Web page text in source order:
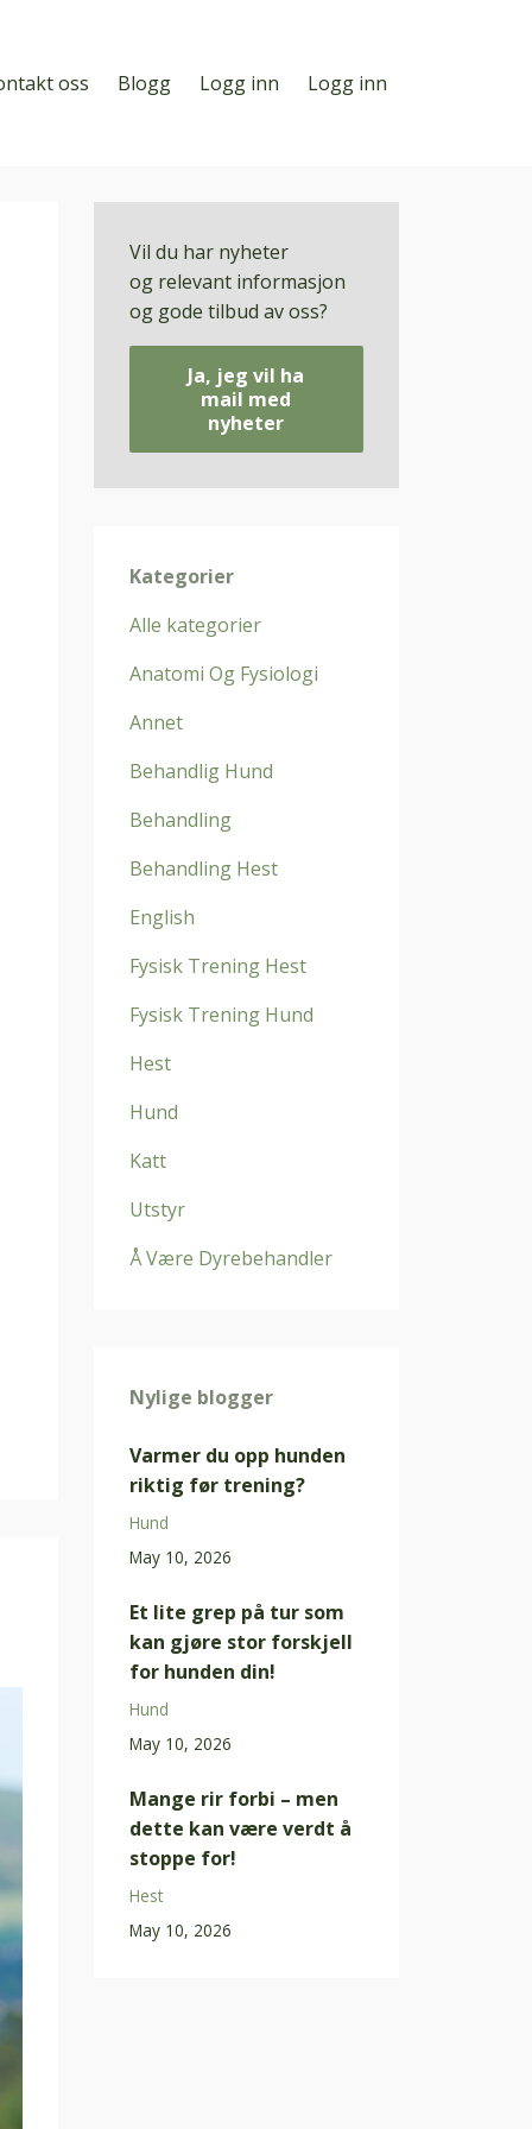
oss Blogg Logg inn Logg inn
Vil du har nyheter
og relevant informasjon
og gode tilbud av oss?
Ja, jeg vil ha
mail med
nyheter
Kategorier
Alle kategorier
Anatomi Og Fysiologi
Annet
Behandlig Hund
Behandling
Behandling Hest
English
Fysisk Trening Hest
Fysisk Trening Hund
Hest
Hund
Katt
Utstyr
Å Være Dyrebehandler
Nylige blogger
Varmer du opp hunden
riktig før trening?
Hund
May 10, 2026
Et lite grep på tur som
kan gjøre stor forskjell
for hunden din!
Hund
May 10, 2026
Mange rir forbi – men
dette kan være verdt å
stoppe for!
Hest
May 10, 2026